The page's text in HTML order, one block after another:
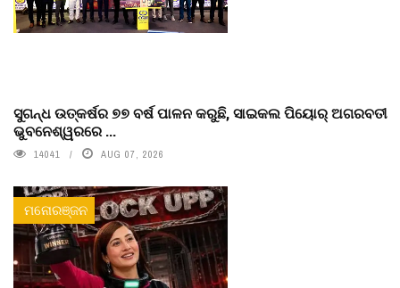
ସୁଗନ୍ଧ ଉତ୍କର୍ଷର ୭୭ ବର୍ଷ ପାଳନ କରୁଛି, ସାଇକଲ ପିୟୋର୍‌ ଅଗରବତୀ
ଭୁବନେଶ୍ୱରରେ ...
14041 AUG 07, 2026
ମନୋରଞ୍ଜନ